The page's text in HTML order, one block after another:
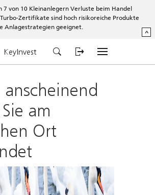
7 von 10 Kleinanlegern Verluste beim Handel
Zertifikate sind hoch risikoreiche Produkte
Anlagestrategien geeignet.
^
KeyInvest
anscheinend
am
Ort